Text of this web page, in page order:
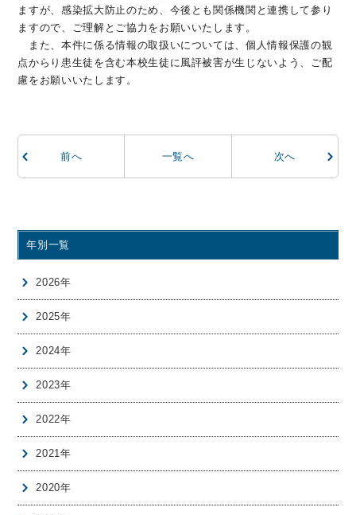
ますが、感染拡大防止のため、今後とも関係機関と連携して参り
ますので、ご理解とご協力をお願いいたします。
また、本件に係る情報の取扱いについては、個人情報保護の観
点からり患生徒を含む本校生徒に風評被害が生じないよう、ご配
慮をお願いいたします。
前へ 一覧へ 次へ
年別一覧
2026年
2025年
2024年
2023年
2022年
2021年
2020年